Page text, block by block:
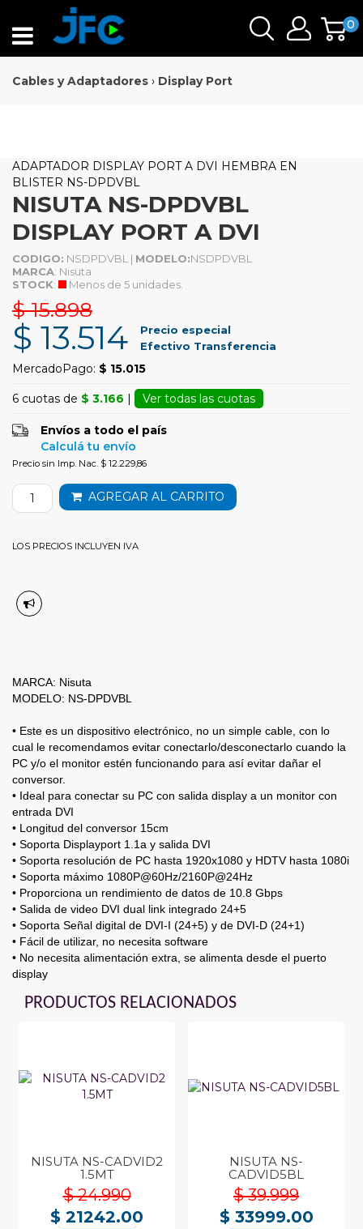
0
Cables y Adaptadores › Display Port
ADAPTADOR DISPLAY PORT A DVI HEMBRA EN
BLISTER NS-DPDVBL
NISUTA NS-DPDVBL
DISPLAY PORT A DVI
CODIGO: NSDPDVBL | MODELO:NSDPDVBL
MARCA: Nisuta
STOCK: Menos de 5 unidades.
$ 15.898
$ 13.514
Precio especial
Efectivo Transferencia
MercadoPago: $ 15.015
6 cuotas de $ 3.166 | Ver todas las cuotas
Envíos a todo el país
Calculá tu envío
Precio sin Imp. Nac. $ 12.229,86
AGREGAR AL CARRITO
LOS PRECIOS INCLUYEN IVA
MARCA: Nisuta
MODELO: NS-DPDVBL
• Este es un dispositivo electrónico, no un simple cable, con lo
cual le recomendamos evitar conectarlo/desconectarlo cuando la
PC y/o el monitor estén funcionando para así evitar dañar el
conversor.
• Ideal para conectar su PC con salida display a un monitor con
entrada DVI
• Longitud del conversor 15cm
• Soporta Displayport 1.1a y salida DVI
• Soporta resolución de PC hasta 1920x1080 y HDTV hasta 1080i
• Soporta máximo 1080P@60Hz/2160P@24Hz
• Proporciona un rendimiento de datos de 10.8 Gbps
• Salida de video DVI dual link integrado 24+5
• Soporta Señal digital de DVI-I (24+5) y de DVI-D (24+1)
• Fácil de utilizar, no necesita software
• No necesita alimentación extra, se alimenta desde el puerto
display
PRODUCTOS RELACIONADOS
NISUTA NS-CADVID2
1.5MT
$ 24.990
$ 21242.00
NISUTA NS-
CADVID5BL
$ 39.999
$ 33999.00